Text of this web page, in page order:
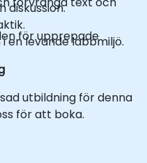
för upprepade
diskussion.
en levande labbmiljö.
utbildning för denna
för att boka.